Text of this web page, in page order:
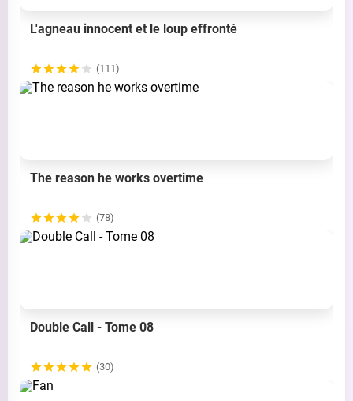
L'agneau innocent et le loup effronté
(111)
The reason he works overtime
(78)
Double Call - Tome 08
(30)